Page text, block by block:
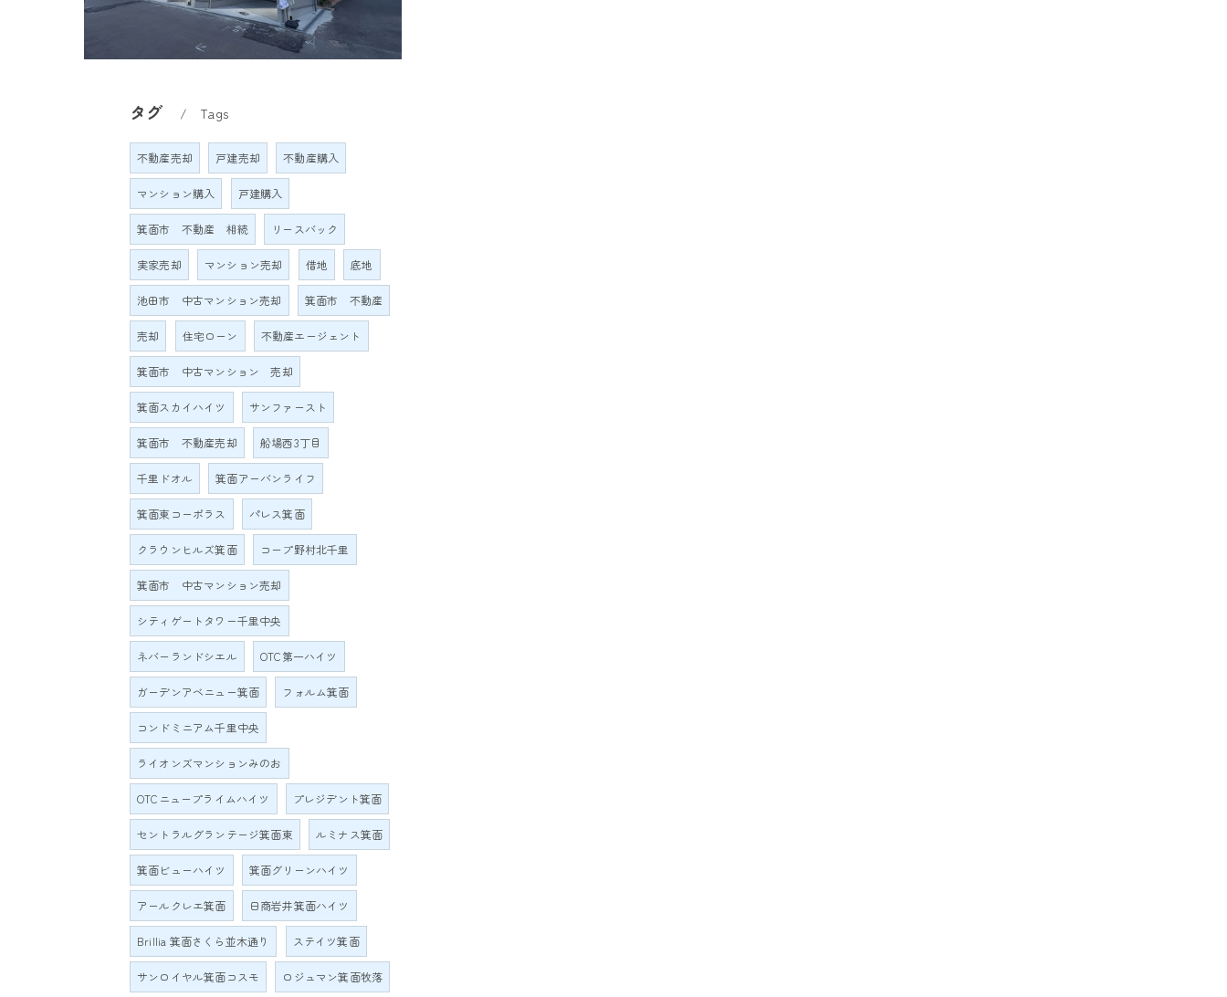
タグ Tags
不動産売却 戸建売却 不動産購入
マンション購入 戸建購入
箕面市 不動産 相続 リースバック
実家売却 マンション売却 借地 底地
池田市 中古マンション売却 箕面市 不動産
売却 住宅ローン 不動産エージェント
箕面市 中古マンション 売却
箕面スカイハイツ サンファースト
箕面市 不動産売却 船場西3丁目
千里ドオル 箕面アーバンライフ
箕面東コーポラス パレス箕面
クラウンヒルズ箕面 コープ野村北千里
箕面市 中古マンション売却
シティゲートタワー千里中央
ネバーランドシエル OTC第一ハイツ
ガーデンアベニュー箕面 フォルム箕面
コンドミニアム千里中央
ライオンズマンションみのお
OTCニュープライムハイツ プレジデント箕面
セントラルグランテージ箕面東 ルミナス箕面
箕面ビューハイツ 箕面グリーンハイツ
アールクレエ箕面 日商岩井箕面ハイツ
Brillia 箕面さくら並木通り ステイツ箕面
サンロイヤル箕面コスモ ロジュマン箕面牧落